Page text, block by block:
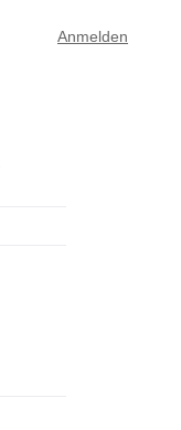
Anmelden